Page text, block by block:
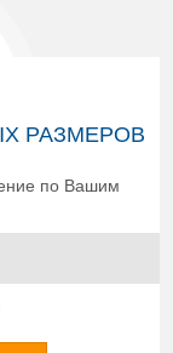
РАЗМЕРОВ
по Вашим